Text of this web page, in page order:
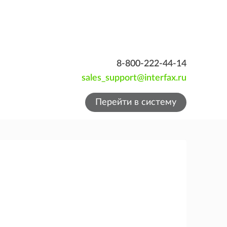
8-800-222-44-14
sales_support@interfax.ru
Перейти в систему